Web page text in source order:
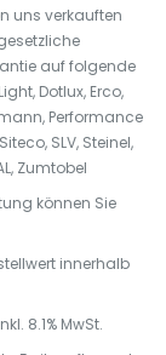
uns verkauften
auf folgende
Dotlux, Erco,
Performance
SLV, Steinel,
Zumtobel
können Sie
innerhalb
8.1% MwSt.